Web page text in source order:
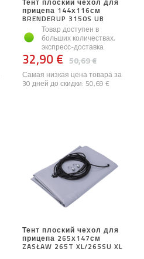
прицепа 144х116см
BRENDERUP 3150S UB
Товар доступен в
больших количествах,
экспресс-доставка
50,69 €
32,90 €
Самая низкая цена товара за
30 дней до скидки: 50,69 €
Тент плоский чехол для
прицепа 265х147см
ZASŁAW 265T XL/265SU XL